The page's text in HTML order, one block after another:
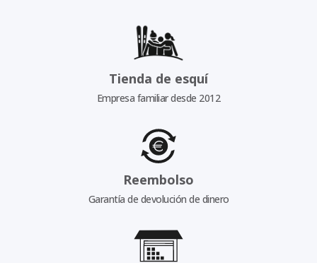
Tienda de esquí
Empresa familiar desde 2012
Reembolso
Garantía de devolución de dinero